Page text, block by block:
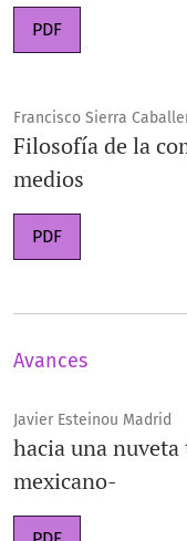
PDF
Francisco Sierra
Filosofía de la
medios
PDF
Avances
Javier Esteinou Madrid
hacia una
mexicano-